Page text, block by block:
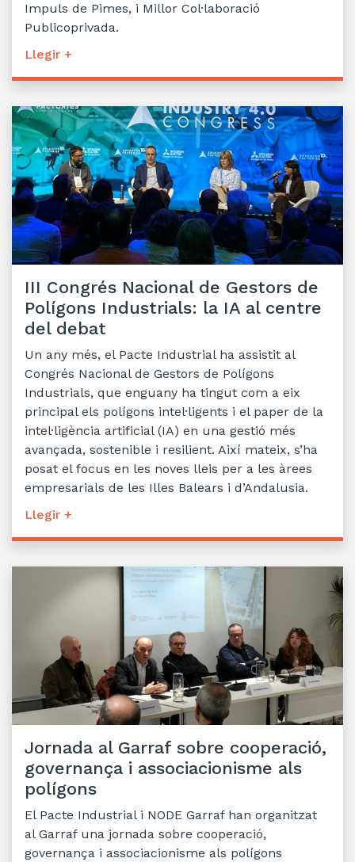
Impuls de Pimes, i Millor Col·laboració
Publicoprivada.
Llegir +
III Congrés Nacional de Gestors de
Polígons Industrials: la IA al centre
del debat
Un any més, el Pacte Industrial ha assistit al
Congrés Nacional de Gestors de Polígons
Industrials, que enguany ha tingut com a eix
principal els polígons intel·ligents i el paper de la
intel·ligència artificial (IA) en una gestió més
avançada, sostenible i resilient. Així mateix, s’ha
posat el focus en les noves lleis per a les àrees
empresarials de les Illes Balears i d’Andalusia.
Llegir +
Jornada al Garraf sobre cooperació,
governança i associacionisme als
polígons
El Pacte Industrial i NODE Garraf han organitzat
al Garraf una jornada sobre cooperació,
governança i associacionisme als polígons